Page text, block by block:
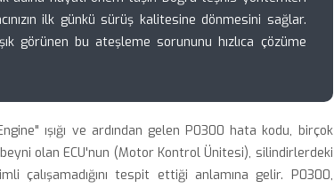
ilk günkü sürüş kalitesine dönmesini sağlar.
görünen bu ateşleme sorununu hızlıca çözüme
ışığı ve ardından gelen P0300 hata kodu, birçok
olan ECU'nun (Motor Kontrol Ünitesi), silindirlerdeki
çalışamadığını tespit ettiği anlamına gelir. P0300,